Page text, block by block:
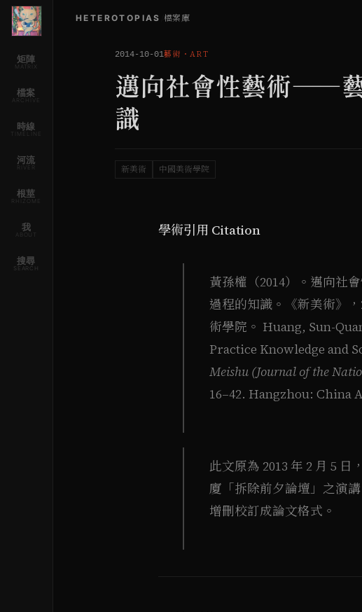
矩陣
MATRIX
檔案
ARCHIVE
時線
TIMELINE
河流
RIVER
根莖
RHIZOME
我
ABOUT
搜尋
SEARCH
HETEROTOPIAS 檔案庫
2014-10-01藝術 ・ ART
邁向社會性藝術——
識
新美術 中國美術學院
學術引用 Citation
黃孫權（2014）。邁向社
過程的知識。《新美術》
術學院。 Huang, Sun-
Practice Knowledge and
Meishu (Journal of the
16–42. Hangzhou: China
此文原為 2013 年 2 月 5
廈「拆除前夕論壇」之演
增刪校訂成論文格式。